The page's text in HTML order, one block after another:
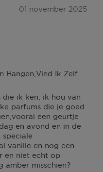
01 november 2025
die ik ken, ik hou van
parfums die je goed
een geurtje
en avond en in de
vanille en nog een
en niet echt op
amber misschien?
Hangen,vind Ik Zelf